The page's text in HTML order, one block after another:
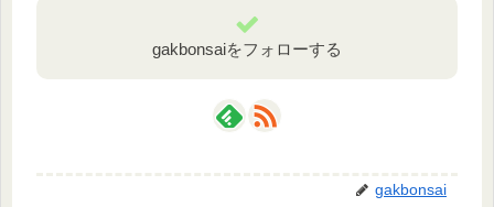
gakbonsaiをフォローする
gakbonsai